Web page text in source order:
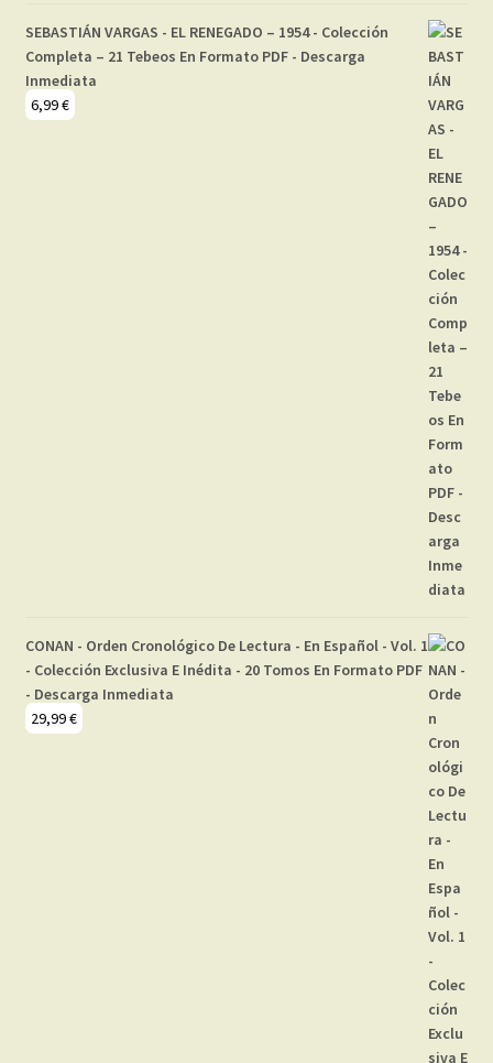
SEBASTIÁN VARGAS - EL RENEGADO – 1954 - Colección
Completa – 21 Tebeos En Formato PDF - Descarga
Inmediata
6,99€
CONAN - Orden Cronológico De Lectura - En Español - Vol. 1
- Colección Exclusiva E Inédita - 20 Tomos En Formato PDF
- Descarga Inmediata
29,99€